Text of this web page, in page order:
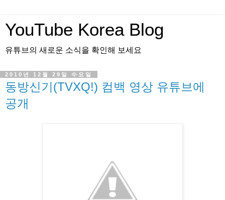
YouTube Korea Blog
유튜브의 새로운 소식을 확인해 보세요
2010년 12월 29일 수요일
동방신기(TVXQ!) 컴백 영상 유튜브에
공개